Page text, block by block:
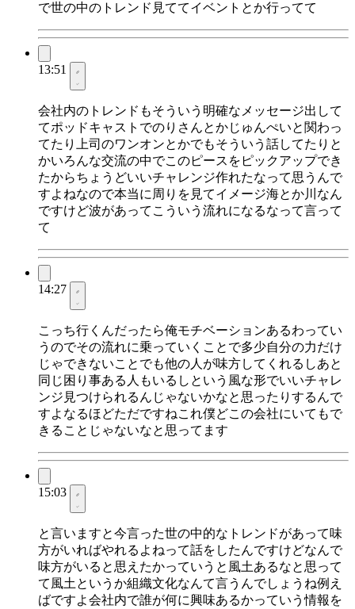
で世の中のトレンド見ててイベントとか行ってて
13:51
会社内のトレンドもそういう明確なメッセージ出して
てポッドキャストでのりさんとかじゅんぺいと関わっ
てたり上司のワンオンとかでもそういう話してたりと
かいろんな交流の中でこのピースをピックアップでき
たからちょうどいいチャレンジ作れたなって思うんで
すよねなので本当に周りを見てイメージ海とか川なん
ですけど波があってこういう流れになるなって言って
て
14:27
こっち行くんだったら俺モチベーションあるわってい
うのでその流れに乗っていくことで多少自分の力だけ
じゃできないことでも他の人が味方してくれるしあと
同じ困り事ある人もいるしという風な形でいいチャレ
ンジ見つけられるんじゃないかなと思ったりするんで
すよなるほどただですねこれ僕どこの会社にいてもで
きることじゃないなと思ってます
15:03
と言いますと今言った世の中的なトレンドがあって味
方がいればやれるよねって話をしたんですけどなんで
味方がいると思えたかっていうと風土あるなと思って
て風土というか組織文化なんて言うんでしょうね例え
ばですよ会社内で誰が何に興味あるかっていう情報を